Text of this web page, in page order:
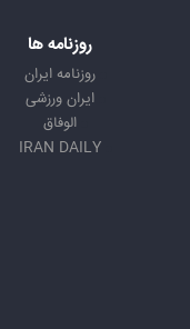
روزنامه ها
روزنامه ایران
ایران ورزشی
الوفاق
IRAN DAILY